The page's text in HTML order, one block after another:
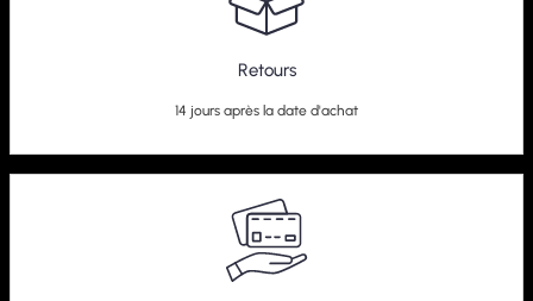
Retours
14 jours après la date d'achat